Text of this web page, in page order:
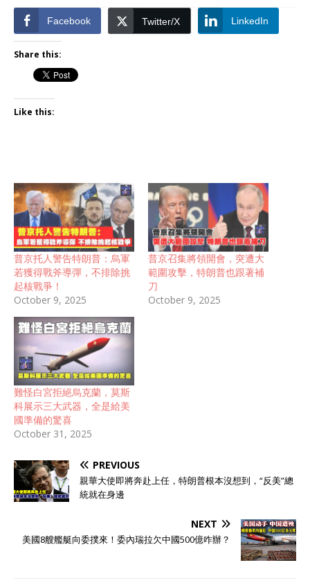
Facebook Twitter/X LinkedIn
Share this:
Like this:
普京托人警告特朗普：烏軍
若獲得戰斧導彈，不排除挑
起核戰爭！
October 9, 2025
普京召集將領開會，突遭大
範圍攻擊，特朗普也跟著補
刀
October 9, 2025
難怪白宮拒絕烏克蘭，莫斯
科展示三大武器，全是給美
國準備的驚喜
October 31, 2025
PREVIOUS
親華大使即將奔赴上任，特朗普根本沒想到，“反美”總
統就在身邊
NEXT
美國8艘艦艇向委撲來！委內瑞拉欠中國500億咋辦？